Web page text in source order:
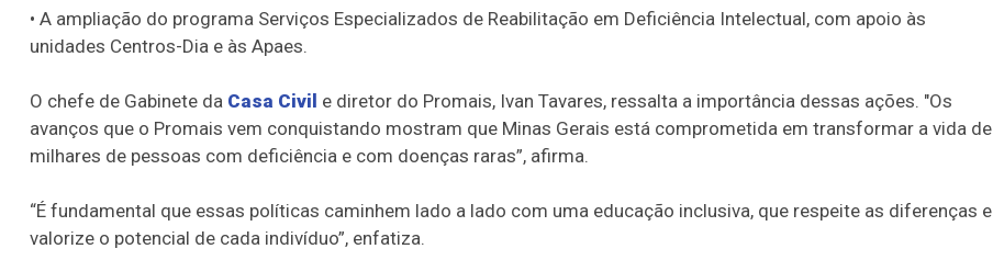
• A ampliação do programa Serviços Especializados de Reabilitação em Deficiência Intelectual, com apoio às
unidades Centros-Dia e às Apaes.
O chefe de Gabinete da Casa Civil e diretor do Promais, Ivan Tavares, ressalta a importância dessas ações. "Os
avanços que o Promais vem conquistando mostram que Minas Gerais está comprometida em transformar a vida de
milhares de pessoas com deficiência e com doenças raras”, afirma.
“É fundamental que essas políticas caminhem lado a lado com uma educação inclusiva, que respeite as diferenças e
valorize o potencial de cada indivíduo”, enfatiza.